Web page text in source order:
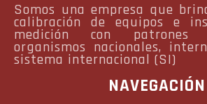
Somos una empresa que
calibración de equipos e
medición con patrones
organismos nacionales,
sistema internacional (SI)
NAVEGACIÓN